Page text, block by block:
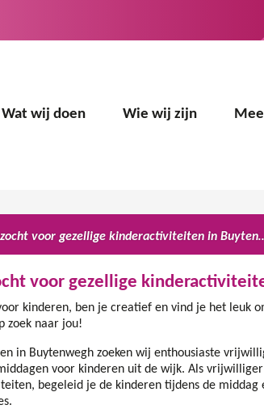
Wat wij doen Wie wij zijn
Vrijwilliger gezocht voor
voor gezellige
kinderen, ben je creatief en vind je het leuk
zoek naar jou!
in Buytenwegh zoeken wij enthousiaste
voor kinderen uit de wijk. Als
begeleid je de kinderen tijdens de middag